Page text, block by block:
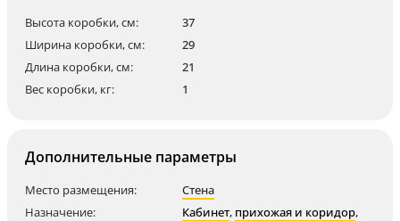
Высота коробки, см:
37
Ширина коробки, см:
29
Длина коробки, см:
21
Вес коробки, кг:
1
Дополнительные параметры
Место размещения:
Стена
Назначение:
Кабинет, прихожая и коридор,